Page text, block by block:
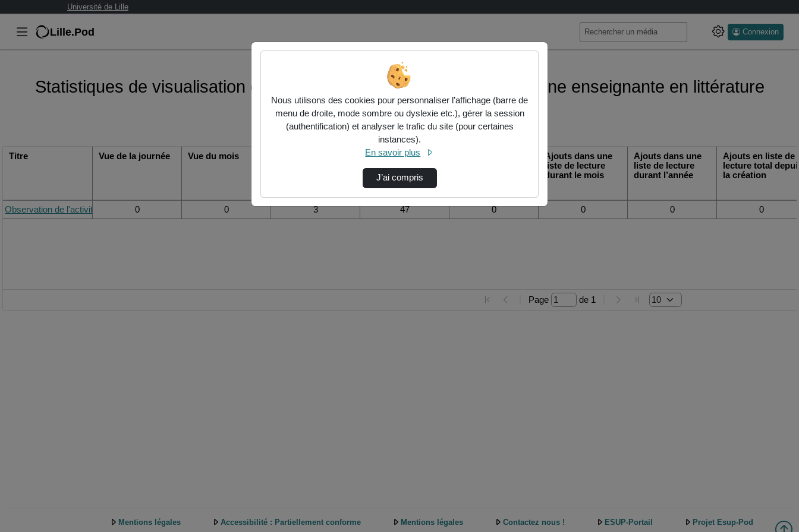
Université de Lille
Lille.Pod Connexion
Statistiques de visualisation de la vidéo Observation de l'activité d'une enseignante en littérature
Modifier la période de
visualisation
Titre Vue de la journée Vue du mois
Vue totale depuis
Ajouts dans une
liste de lecture
durant le mois
Ajouts dans une
liste de lecture
durant l’année
Ajouts en liste de
lecture total
la création
Observation de l'activité d'une enseignante en littérature
0 0 3 47 0 0 0 0
Page de 1
Mentions légales Accessibilité : Partiellement conforme Mentions légales Contactez nous ! ESUP-Portail Projet Esup-Pod
Nous utilisons des cookies pour personnaliser l’affichage (barre de
menu de droite, mode sombre ou dyslexie etc.), gérer la session
(authentification) et analyser le trafic du site (pour certaines
instances).
En savoir plus
J’ai compris